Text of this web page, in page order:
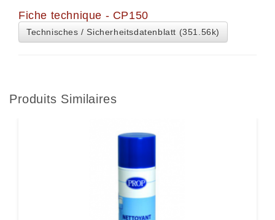
Fiche technique - CP150
Technisches / Sicherheitsdatenblatt (351.56k)
Produits Similaires